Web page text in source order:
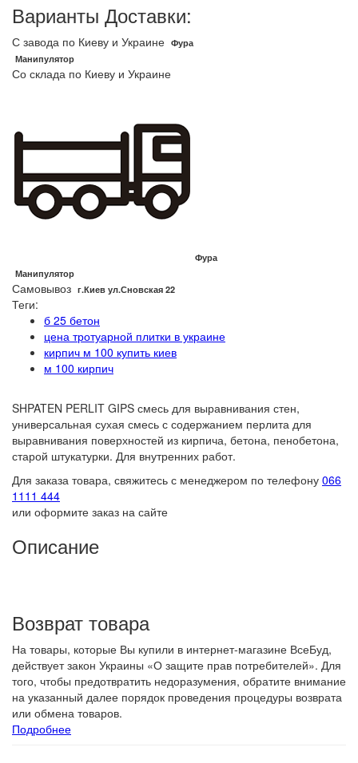
Варианты Доставки:
С завода по Киеву и Украине Фура
Манипулятор
Со склада по Киеву и Украине
Фура
Манипулятор
Самовывоз г.Киев ул.Сновская 22
Теги:
б 25 бетон
цена тротуарной плитки в украине
кирпич м 100 купить киев
м 100 кирпич
SHPATEN PERLIT GIPS смесь для выравнивания стен,
универсальная сухая смесь с содержанием перлита для
выравнивания поверхностей из кирпича, бетона, пенобетона,
старой штукатурки. Для внутренних работ.
Для заказа товара, свяжитесь с менеджером по телефону 066
1111 444
или оформите заказ на сайте
Описание
Возврат товара
На товары, которые Вы купили в интернет-магазине ВсеБуд,
действует закон Украины «О защите прав потребителей». Для
того, чтобы предотвратить недоразумения, обратите внимание
на указанный далее порядок проведения процедуры возврата
или обмена товаров.
Подробнее